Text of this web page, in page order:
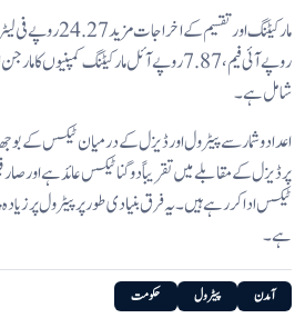
شامل ہے۔
اعداد و شمار سے پیٹرول اور ڈیزل کے درمیان ٹیکس کے
ٹیکس ادا کر رہے ہیں۔ یہ فرق بنیادی طور پر پیٹرول پر
ہے۔
آمدن پیٹرول حکومت